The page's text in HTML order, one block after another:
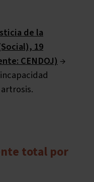
de la
19
CENDOJ) →
total por